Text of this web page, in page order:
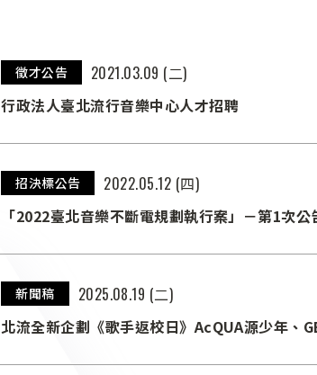
徵才公告
2021.03.09 (二)
行政法人臺北流行音樂中心人才招聘
招決標公告
2022.05.12 (四)
「2022臺北音樂不斷電規劃執行案」－第1次公
新聞稿
2025.08.19 (二)
北流全新企劃《歌手返校日》AcQUA源少年、